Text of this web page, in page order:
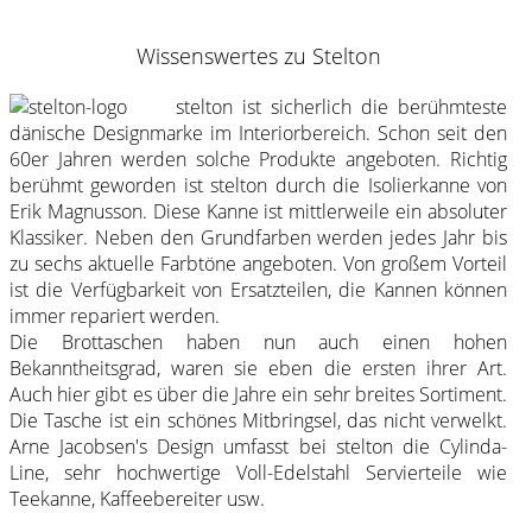
Wissenswertes zu Stelton
stelton ist sicherlich die berühmteste
dänische Designmarke im Interiorbereich. Schon seit den
60er Jahren werden solche Produkte angeboten. Richtig
berühmt geworden ist stelton durch die Isolierkanne von
Erik Magnusson. Diese Kanne ist mittlerweile ein absoluter
Klassiker. Neben den Grundfarben werden jedes Jahr bis
zu sechs aktuelle Farbtöne angeboten. Von großem Vorteil
ist die Verfügbarkeit von Ersatzteilen, die Kannen können
immer repariert werden.
Die Brottaschen haben nun auch einen hohen
Bekanntheitsgrad, waren sie eben die ersten ihrer Art.
Auch hier gibt es über die Jahre ein sehr breites Sortiment.
Die Tasche ist ein schönes Mitbringsel, das nicht verwelkt.
Arne Jacobsen's Design umfasst bei stelton die Cylinda-
Line, sehr hochwertige Voll-Edelstahl Servierteile wie
Teekanne, Kaffeebereiter usw.